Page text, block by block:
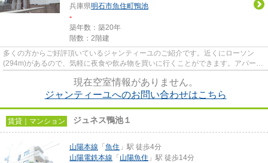
兵庫県明石市魚住町鴨池
-
築年数：築20年
階数：2階建
多くの方からご好評頂いているジャンティーユのご紹介です。近くにローソン
(294m)があるので、気軽に夜食や飲み物を買いに行くことができます。アパート
現在空室情報がありません。
ジャンティーユへのお問い合わせはこちら
賃貸｜マンション ジュネス鴨池１
山陽本線 「 魚住 」駅 徒歩4分
山陽電鉄本線 「 山陽魚住 」駅 徒歩14分